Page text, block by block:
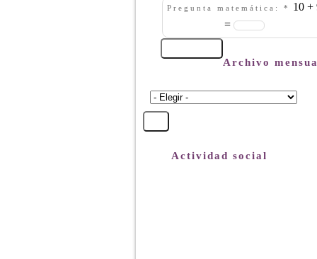
Pregunta matemática: *
10 +
=
Archivo
Actividad social